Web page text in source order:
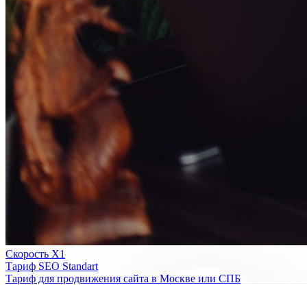
Скорость Х1
Тариф SEO Standart
Тариф для продвижения сайта в Москве или СПБ